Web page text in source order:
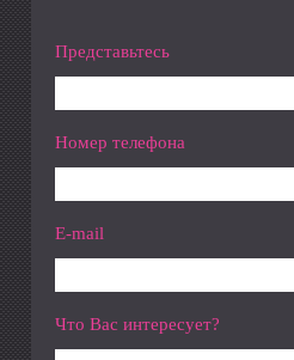
Представьтесь
Номер телефона
E-mail
Что Вас интересует?